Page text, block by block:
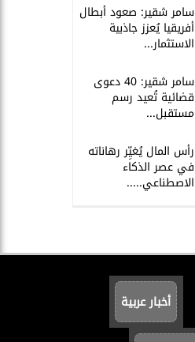
سامر شقير: صعود أبطال
أفريقيا يُعزز جاذبية
الاستثمار...
سامر شقير: 40 دعوى
قضائية تُعيد رسم
مستقبل...
رأس المال يُغيِّر رهاناته
في عصر الذكاء
الاصطناعي.....
أخبار عربية